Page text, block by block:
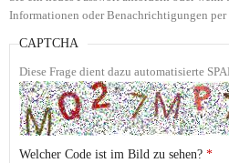
Informationen oder Benachrichtigungen
CAPTCHA
Diese Frage dient dazu automatisierte
Welcher Code ist im Bild zu sehen? *